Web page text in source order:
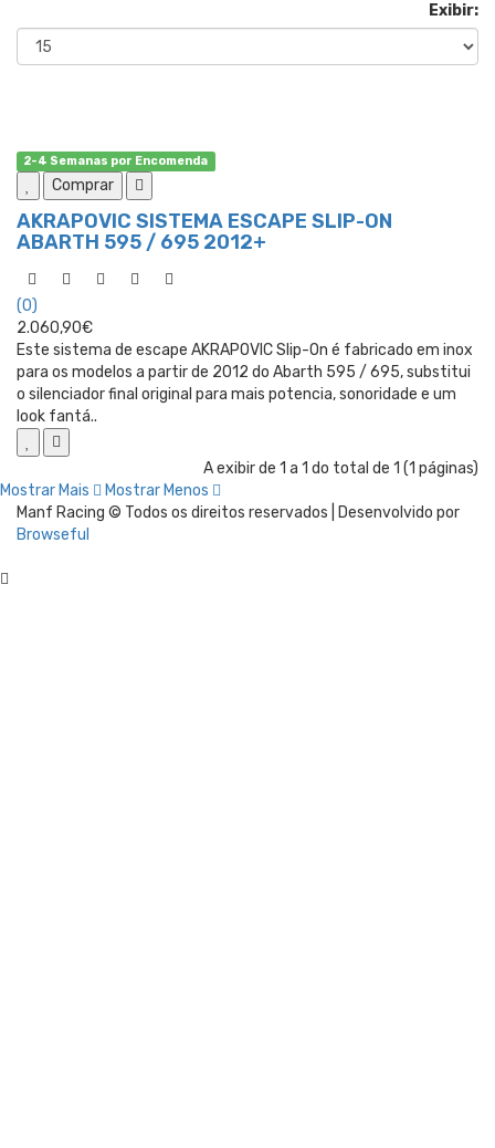
Exibir:
2-4 Semanas por Encomenda
Comprar
AKRAPOVIC SISTEMA ESCAPE SLIP-ON
ABARTH 595 / 695 2012+
(0)
2.060,90€
Este sistema de escape AKRAPOVIC Slip-On é fabricado em inox
para os modelos a partir de 2012 do Abarth 595 / 695, substitui
o silenciador final original para mais potencia, sonoridade e um
look fantá..
A exibir de 1 a 1 do total de 1 (1 páginas)
Mostrar Mais
Mostrar Menos
Manf Racing © Todos os direitos reservados | Desenvolvido por
Browseful